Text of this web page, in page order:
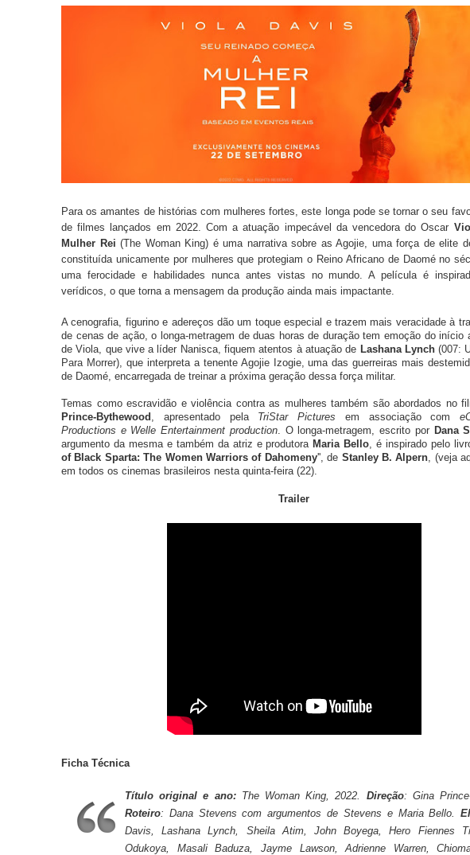
Para os amantes de histórias com mulheres fortes, este longa pode se tornar o seu
de filmes lançados em 2022. Com a atuação impecável da vencedora do Oscar
Mulher Rei (The Woman King) é uma narrativa sobre as Agojie, uma força de elite
constituída unicamente por mulheres que protegiam o Reino Africano de Daomé no
uma ferocidade e habilidades nunca antes vistas no mundo. A película é
verídicos, o que torna a mensagem da produção ainda mais impactante.
A cenografia, figurino e adereços dão um toque especial e trazem mais veracidade à
de cenas de ação, o longa-metragem de duas horas de duração tem emoção do início
de Viola, que vive a líder Nanisca, fiquem atentos à atuação de Lashana Lynch(007:
Para Morrer), que interpreta a tenente Agojie Izogie, uma das guerreiras mais
de Daomé, encarregada de treinar a próxima geração dessa força militar.
Temas como escravidão e violência contra as mulheres também são abordados no
Prince-Bythewood
, apresentado pela TriStar Pictures em associação com
Productions e Welle Entertainment production. O longa-metragem, escrito por Dana
argumento da mesma e também da atriz e produtora Maria Bello , é inspirado pelo
of Black Sparta: The Women Warriors of Dahomeny'', de Stanley B. Alpern , (veja
em todos os cinemas brasileiros nesta quinta-feira (22).
Trailer
Ficha Técnica
Título original e ano: The Woman King, 2022. Direção: Gina
Roteiro: Dana Stevens com argumentos de Stevens e Maria Bello.
Davis, Lashana Lynch, Sheila Atim, John Boyega, Hero Fiennes
Odukoya, Masali Baduza, Jayme Lawson, Adrienne Warren,